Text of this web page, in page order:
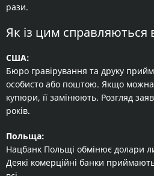
рази.
Як із цим справляються
США:
Бюро гравірування та друку
особисто або поштою. Якщо можна
купюри, її замінюють. Розгляд
років.
Польща:
Нацбанк Польщі обмінює долари
Деякі комерційні банки